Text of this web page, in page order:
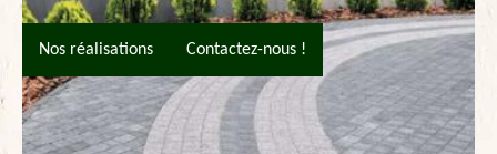
Nos réalisations Contactez-nous !